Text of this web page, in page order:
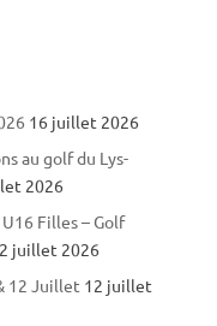
16 juillet 2026
au golf du Lys-
2026
Filles – Golf
juillet 2026
12 Juillet 12 juillet